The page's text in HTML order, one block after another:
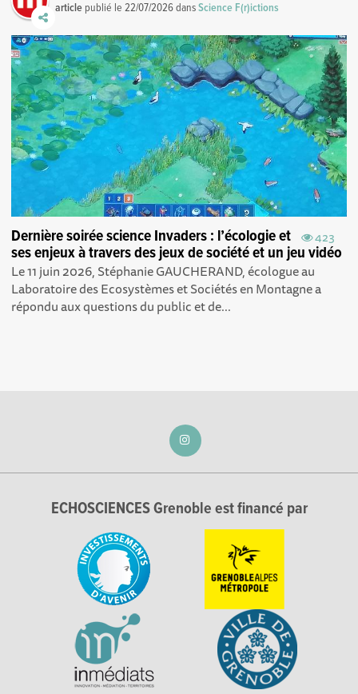
article publié le22/07/2026dansScience F(r)ictions
423
Dernière soirée science Invaders : l’écologie et
ses enjeux à travers des jeux de société et un jeu vidéo
Le 11 juin 2026, Stéphanie GAUCHERAND, écologue au
Laboratoire des Ecosystèmes et Sociétés en Montagne a
répondu aux questions du public et de...
ECHOSCIENCES Grenoble est financé par